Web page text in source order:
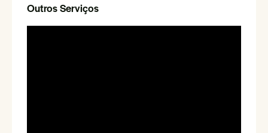
Outros Serviços